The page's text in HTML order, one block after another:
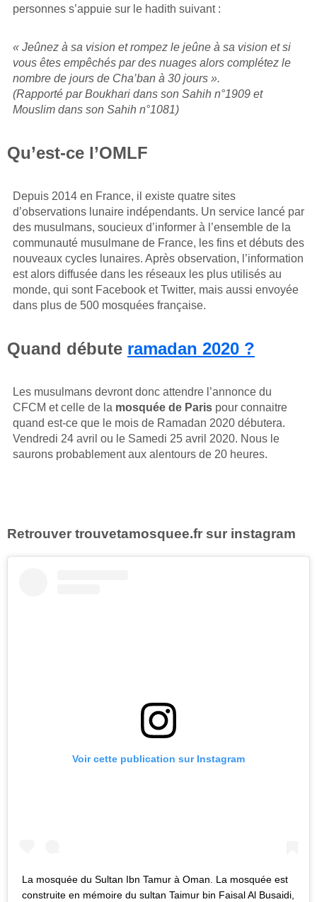
personnes s’appuie sur le hadith suivant :
« Jeûnez à sa vision et rompez le jeûne à sa vision et si
vous êtes empêchés par des nuages alors complétez le
nombre de jours de Cha’ban à 30 jours ».
(Rapporté par Boukhari dans son Sahih n°1909 et
Mouslim dans son Sahih n°1081)
Qu’est-ce l’OMLF
Depuis 2014 en France, il existe quatre sites
d’observations lunaire indépendants. Un service lancé par
des musulmans, soucieux d’informer à l’ensemble de la
communauté musulmane de France, les fins et débuts des
nouveaux cycles lunaires. Après observation, l’information
est alors diffusée dans les réseaux les plus utilisés au
monde, qui sont Facebook et Twitter, mais aussi envoyée
dans plus de 500 mosquées française.
Quand débute ramadan 2020 ?
Les musulmans devront donc attendre l’annonce du
CFCM et celle de la mosquée de Paris pour connaitre
quand est-ce que le mois de Ramadan 2020 débutera.
Vendredi 24 avril ou le Samedi 25 avril 2020. Nous le
saurons probablement aux alentours de 20 heures.
Retrouver trouvetamosquee.fr sur instagram
Voir cette publication sur Instagram
La mosquée du Sultan Ibn Tamur à Oman. La mosquée est
construite en mémoire du sultan Taimur bin Faisal Al Busaidi,